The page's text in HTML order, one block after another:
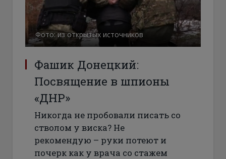
Фото: из открытых источников
Фашик Донецкий:
Посвящение в шпионы
«ДНР»
Никогда не пробовали писать со
стволом у виска? Не
рекомендую – руки потеют и
почерк как у врача со стажем